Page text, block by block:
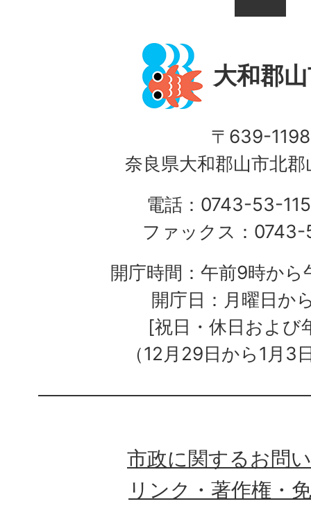
大和郡
〒639-1198
奈良県大和郡山市北
電話：0743-53-
ファックス：
開庁時間：午前9時か
開庁日：月曜日か
[祝日・休日および
（12月29日から1月3
市政に関するお問
リンク・著作権・